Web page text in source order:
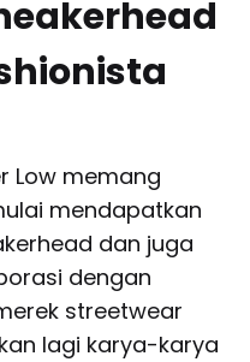
Low memang
mendapatkan
dan juga
dengan
streetwear
lagi karya-karya